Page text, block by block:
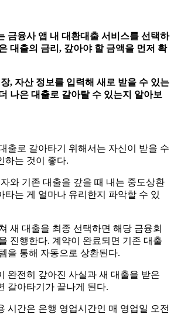
금융사 앱 내 대환대출 서비스를 선택하
대출의 금리 , 갚아야 할 금액을 먼저 확
, 자산 정보를 입력해 새로 받을 수 있는
나은 대출로 갈아탈 수 있는지 알아보
출로 갈아타기 위해서는 자신이 받을 수
하는 것이 좋다.
와 기존 대출을 갚을 때 내는 중도상환
타는 게 얼마나 유리한지 파악할 수 있
새 대출을 최종 선택하면 해당 금융회
진행한다. 계약이 완료되면 기존 대출
을 통해 자동으로 상환된다.
완전히 갚아진 사실과 새 대출을 받은
갈아타기가 끝나게 된다.
시간은 은행 영업시간인 매 영업일 오전